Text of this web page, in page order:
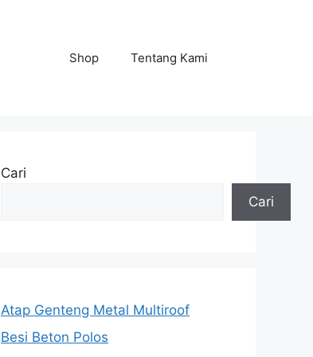
Shop Tentang Kami
Cari
Cari
Atap Genteng Metal Multiroof
Besi Beton Polos